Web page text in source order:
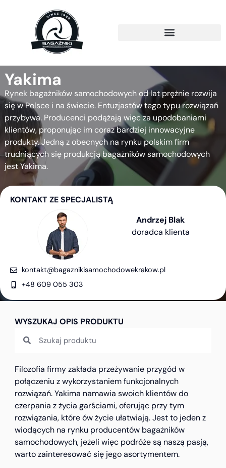
Yakima
Rynek bagażników samochodowych od lat prężnie rozwija
się w Polsce i na świecie. Entuzjastów tego typu rozwiązań
przybywa. Producenci podążają więc za upodobaniami
klientów, proponując im coraz bardziej innowacyjne
produkty. Jedną z obecnych na rynku polskim firm
trudniących się produkcją bagażników samochodowych
jest Yakima.
KONTAKT ZE SPECJALISTĄ
Andrzej Blak
doradca klienta
kontakt@bagaznikisamochodowekrakow.pl
+48 609 055 303
WYSZUKAJ OPIS PRODUKTU
Filozofia firmy zakłada przeżywanie przygód w
połączeniu z wykorzystaniem funkcjonalnych
rozwiązań. Yakima namawia swoich klientów do
czerpania z życia garściami, oferując przy tym
rozwiązania, które ów życie ułatwiają. Jest to jeden z
wiodących na rynku producentów bagażników
samochodowych, jeżeli więc podróże są naszą pasją,
warto zainteresować się jego asortymentem.